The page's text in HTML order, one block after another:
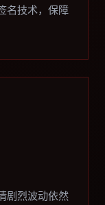
名技术，保障
剧烈波动依然